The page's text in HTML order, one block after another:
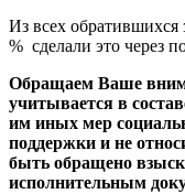
Из всех
% сделали это через
Обращаем Ваше
учитывается в
им иных мер
поддержки и не
быть обращено
исполнительным